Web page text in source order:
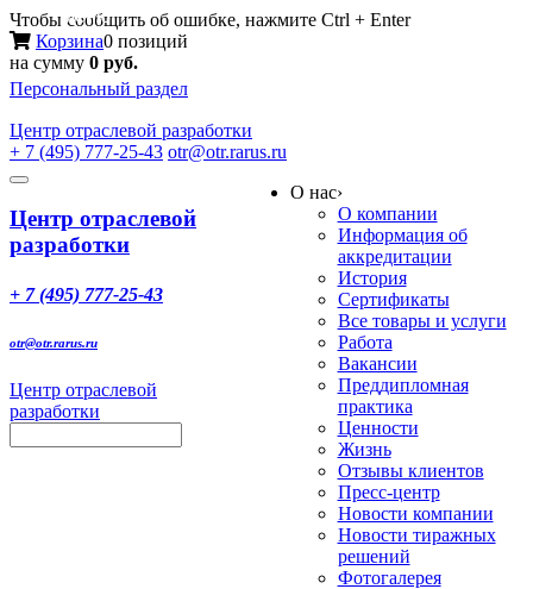
Чтобы сообщить об ошибке, нажмите Ctrl + Enter
Корзина0 позиций
на сумму 0 руб.
Персональный раздел
Центр отраслевой разработки
+ 7 (495) 777-25-43 otr@otr.rarus.ru
Toggle
Меню
Центр отраслевой
разработки
+ 7 (495) 777-25-43
otr@otr.rarus.ru
Центр отраслевой
разработки
О нас›
О компании
Информация об
аккредитации
История
Сертификаты
Все товары и услуги
Работа
Вакансии
Преддипломная
практика
Ценности
Жизнь
Отзывы клиентов
Пресс-центр
Новости компании
Новости тиражных
решений
Фотогалерея